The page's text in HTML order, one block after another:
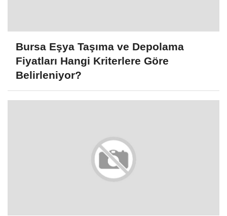
Bursa Eşya Taşıma ve Depolama
Fiyatları Hangi Kriterlere Göre
Belirleniyor?